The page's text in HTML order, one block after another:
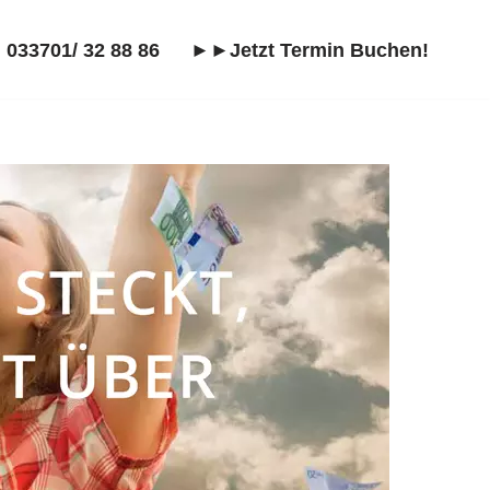
32 88 86 ►►Jetzt Termin Buchen!